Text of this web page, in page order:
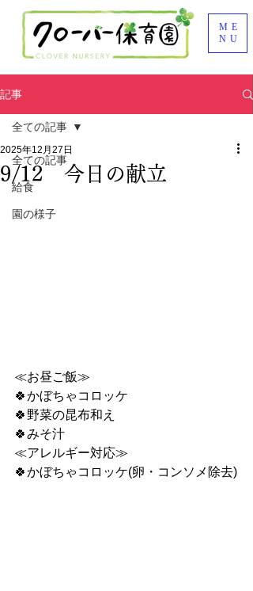
ME
NU
記事
全ての記事
給食
園の様子
全ての記事
9/12 今日の献立
2025年12月27日
≪お昼ご飯≫
🍀かぼちゃコロッケ
🍀野菜の昆布和え
🍀みそ汁
≪アレルギー対応≫
🍀かぼちゃコロッケ(卵・コンソメ除去)